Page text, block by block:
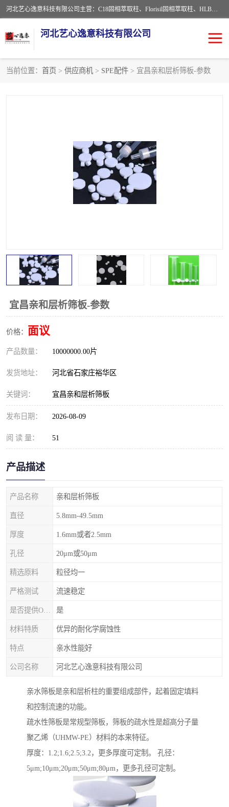
河北艺心逸意科技有限公司主营：C18固相萃取柱、Florisil固相萃取柱、HLB固相萃取柱、MCX固相萃取柱、QuEChERS、固相萃取空柱、针式过滤器 、固相萃取柱、黄曲霉毒素亲和柱。全国咨询热线：18630105913。河北艺心逸意科技有限公司接受来样定做，我们秉承着“顾客至上，锐意进取”的经营理念，坚持客户至上的原则为广大客户提供优质的服务，欢迎广大客户惠顾！免费咨询！
河北艺心逸意科技有限公司
当前位置： 首页 > 供应商机 > SPE配件 > 宜昌亲和层析筛板-参数
宜昌亲和层析筛板-参数
价格： 面议
产品数量： 10000000.00片
发货地址： 河北省石家庄裕华区
关键词： 宜昌亲和层析筛板
发布日期： 2026-08-09
阅 读 量： 51
产品描述
产品名称 亲和层析筛板
直径 5.8mm-49.5mm
厚度 1.6mm或者2.5mm
孔径 20μm或50μm
精选原料 粒径均一
严格测试 流速稳定
是
材料特质 优异的耐化学腐蚀性
特点 亲水性能好
公司名称 河北艺心逸意科技有限公司
亲水筛板是亲和层析柱的重要组成部件，起着固定填料
和控制流速的功能。
疏水性筛板是常规型筛板，筛板的疏水性是超高分子量
聚乙烯（UHMW-PE）材料的本来特征。
厚度：1.2;1.6;2.5;3.2，更多厚度可定制。 孔径：
5μm;10μm;20μm;50μm;80μm，更多孔径可定制。
SPE填料
过滤器/滤膜
SPE配件